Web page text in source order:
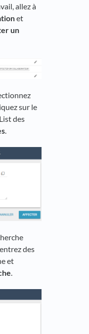
allez à
et
un
sur le
des
.
des
et
.